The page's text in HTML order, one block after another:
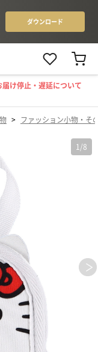
届け停止・遅延について
> ファッション小物・そ
1 /8